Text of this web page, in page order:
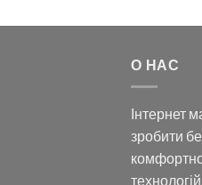
О НАС
Інтернет
зробити